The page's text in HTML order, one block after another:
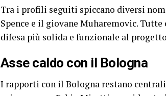
Tra i profili seguiti spiccano diversi
Spence e il giovane Muharemovic.
difesa più solida e funzionale al
Asse caldo con il Bologna
I rapporti con il Bologna restano